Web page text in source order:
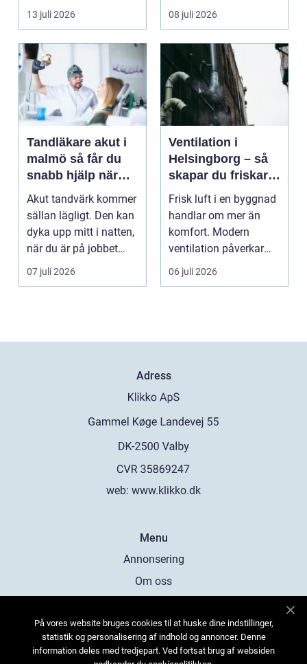
hjärta på n...
13 juli 2026 08 juli 2026
Tandläkare akut i
malmö så får du
snabb hjälp när
tanden krisar
Akut tandvärk kommer
sällan lägligt. Den kan
dyka upp mitt i natten,
när du är på jobbet
eller preci...
07 juli 2026
Ventilation i
Helsingborg – så
skapar du friskare
byggnader och
lägre
energikostnader
Frisk luft i en byggnad
handlar om mer än
komfort. Modern
ventilation påverkar
hälsa...
06 juli 2026
Adress
web: www.klikko.dk
Menu
Annonsering
Om oss
Kontakta oss
Sitemap
På vores website bruges cookies til at huske dine indstillinger,
statistik og personalisering af indhold og annoncer. Denne
information deles med tredjepart. Ved fortsat brug af websiden